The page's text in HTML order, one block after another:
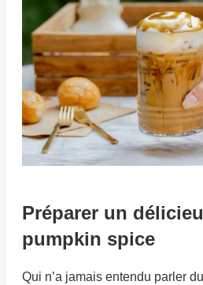
Préparer un
pumpkin spice
Qui n’a jamais entendu parler